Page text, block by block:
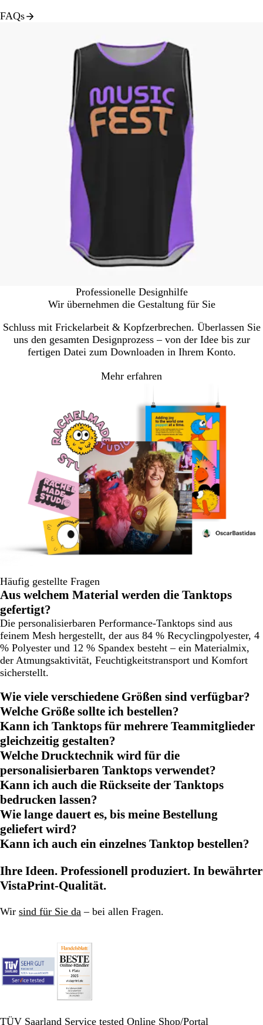
FAQs
Professionelle Designhilfe
Wir übernehmen die Gestaltung für Sie
Schluss mit Frickelarbeit & Kopfzerbrechen. Überlassen Sie
uns den gesamten Designprozess – von der Idee bis zur
fertigen Datei zum Downloaden in Ihrem Konto.
Mehr erfahren
Häufig gestellte Fragen
Aus welchem Material werden die Tanktops
gefertigt?
Die personalisierbaren Performance-Tanktops sind aus
feinem Mesh hergestellt, der aus 84 % Recyclingpolyester, 4
% Polyester und 12 % Spandex besteht – ein Materialmix,
der Atmungsaktivität, Feuchtigkeitstransport und Komfort
sicherstellt.
Wie viele verschiedene Größen sind verfügbar?
Welche Größe sollte ich bestellen?
Kann ich Tanktops für mehrere Teammitglieder
gleichzeitig gestalten?
Welche Drucktechnik wird für die
personalisierbaren Tanktops verwendet?
Kann ich auch die Rückseite der Tanktops
bedrucken lassen?
Wie lange dauert es, bis meine Bestellung
geliefert wird?
Kann ich auch ein einzelnes Tanktop bestellen?
Ihre Ideen. Professionell produziert. In bewährter
VistaPrint-Qualität.
Wir sind für Sie da – bei allen Fragen.
TÜV Saarland Service tested Online Shop/Portal